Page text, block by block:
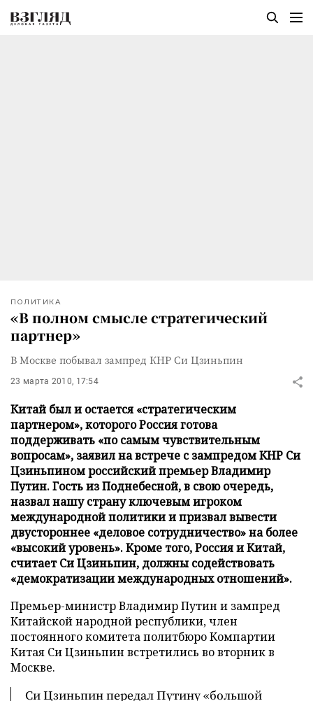
ПОЛИТИКА
«В полном смысле стратегический
партнер»
В Москве побывал зампред КНР Си Цзиньпин
23 марта 2010, 17:54
Китай был и остается «стратегическим
партнером», которого Россия готова
поддерживать «по самым чувствительным
вопросам», заявил на встрече с зампредом КНР Си
Цзиньпином российский премьер Владимир
Путин. Гость из Поднебесной, в свою очередь,
назвал нашу страну ключевым игроком
международной политики и призвал вывести
двустороннее «деловое сотрудничество» на более
«высокий уровень». Кроме того, Россия и Китай,
считает Си Цзиньпин, должны содействовать
«демократизации международных отношений».
Премьер-министр Владимир Путин и зампред
Китайской народной республики, член
постоянного комитета политбюро Компартии
Китая Си Цзиньпин встретились во вторник в
Москве.
Си Цзиньпин передал Путину «большой